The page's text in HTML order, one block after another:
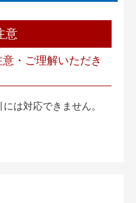
意
・ご理解いただき
は対応できません。